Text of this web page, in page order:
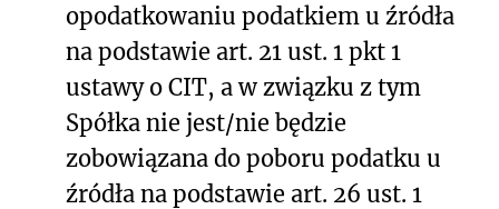
opodatkowaniu podatkiem u źródła
na podstawie art. 21 ust. 1 pkt 1
ustawy o CIT, a w związku z tym
Spółka nie jest/nie będzie
zobowiązana do poboru podatku u
źródła na podstawie art. 26 ust. 1